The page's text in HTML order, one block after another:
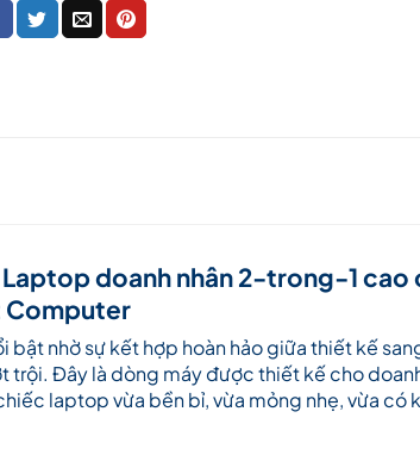
Laptop doanh nhân 2-trong-1 cao
Computer
bật nhờ sự kết hợp hoàn hảo giữa thiết kế
trội. Đây là dòng máy được thiết kế cho
laptop vừa bền bỉ, vừa mỏng nhẹ, vừa có